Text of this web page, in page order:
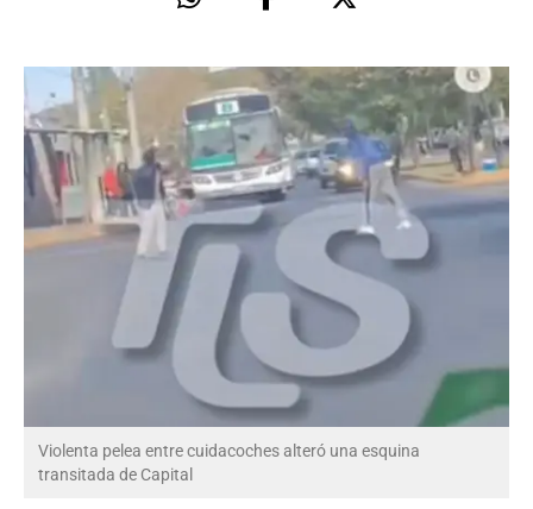
Violenta pelea entre cuidacoches alteró una esquina
transitada de Capital